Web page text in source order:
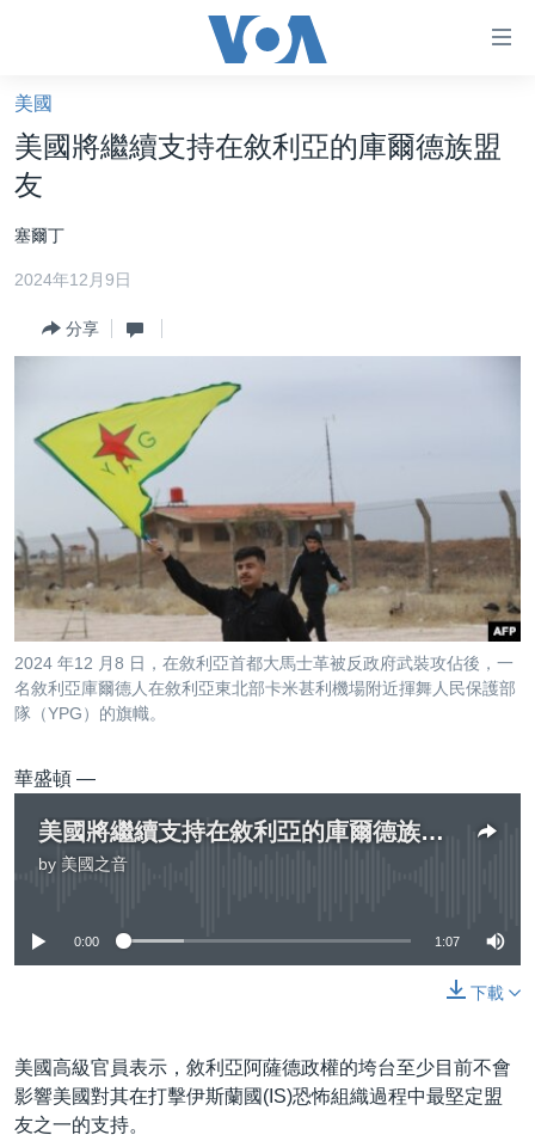
礙
鏈
接
轉
內
到
檢
索
美國大選2024
海外港人
揭謊頻道
美國
國際
經貿
視頻
每日視頻新聞
VOA 60秒 (國際)
美國專訊
YOUTUBE頻道
音頻
時事經緯
新聞音頻
港人港心
建國史話
美國
美國將繼續支持在敘利亞的庫爾德族盟
友
塞爾丁
2024年12月9日
分享
2024 年12 月8 日，在敘利亞首都大馬士革被反政府武裝攻佔後，一
名敘利亞庫爾德人在敘利亞東北部卡米甚利機場附近揮舞人民保護部
隊（YPG）的旗幟。
華盛頓 —
美國將繼續支持在敘利亞的庫爾德族盟友
by 美國之音
0:00 1:07
下載
美國高級官員表示，敘利亞阿薩德政權的垮台至少目前不會
影響美國對其在打擊伊斯蘭國(IS)恐怖組織過程中最堅定盟
友之一的支持。